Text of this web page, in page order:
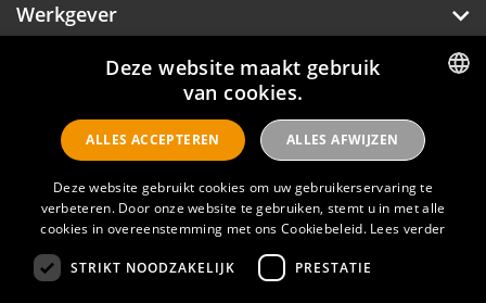
Werkgever
Over Hotelprofessionals
Hotelprofessionals
FAQ
Privacyverklaring
DUTCH
ENGLISH
Deze website maakt gebruik
van cookies.
Deze website gebruikt cookies om uw gebruikerservaring te
verbeteren. Door onze website te gebruiken, stemt u in met alle
cookies in overeenstemming met ons Cookiebeleid. Lees verder
STRIKT NOODZAKELIJK PRESTATIE
ALLES ACCEPTEREN ALLES AFWIJZEN